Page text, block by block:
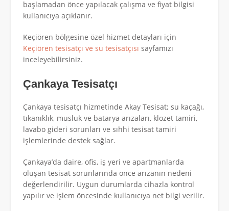
başlamadan önce yapılacak çalışma ve fiyat bilgisi
kullanıcıya açıklanır.
Keçiören bölgesine özel hizmet detayları için
Keçiören tesisatçı ve su tesisatçısı sayfamızı
inceleyebilirsiniz.
Çankaya Tesisatçı
Çankaya tesisatçı hizmetinde Akay Tesisat; su kaçağı,
tıkanıklık, musluk ve batarya arızaları, klozet tamiri,
lavabo gideri sorunları ve sıhhi tesisat tamiri
işlemlerinde destek sağlar.
Çankaya’da daire, ofis, iş yeri ve apartmanlarda
oluşan tesisat sorunlarında önce arızanın nedeni
değerlendirilir. Uygun durumlarda cihazla kontrol
yapılır ve işlem öncesinde kullanıcıya net bilgi verilir.